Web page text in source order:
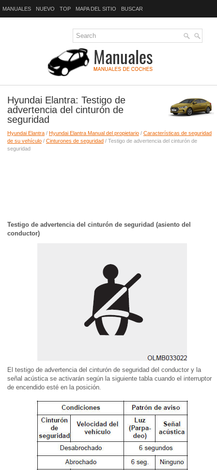
MANUALES NUEVO TOP MAPA DEL SITIO BUSCAR
Hyundai Elantra: Testigo de
advertencia del cinturón de
seguridad
Hyundai Elantra / Hyundai Elantra Manual del propietario / Características de seguridad
de su vehículo / Cinturones de seguridad / Testigo de advertencia del cinturón de
seguridad
Testigo de advertencia del cinturón de seguridad (asiento del
conductor)
El testigo de advertencia del cinturón de seguridad del conductor y la
señal acústica se activarán según la siguiente tabla cuando el interruptor
de encendido esté en la posición.